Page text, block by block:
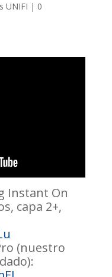
UNIFI | 0
Instant On
capa 2+,
(nuestro